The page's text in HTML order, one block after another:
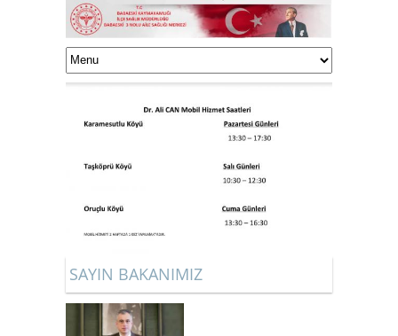
SAYIN BAKANIMIZ